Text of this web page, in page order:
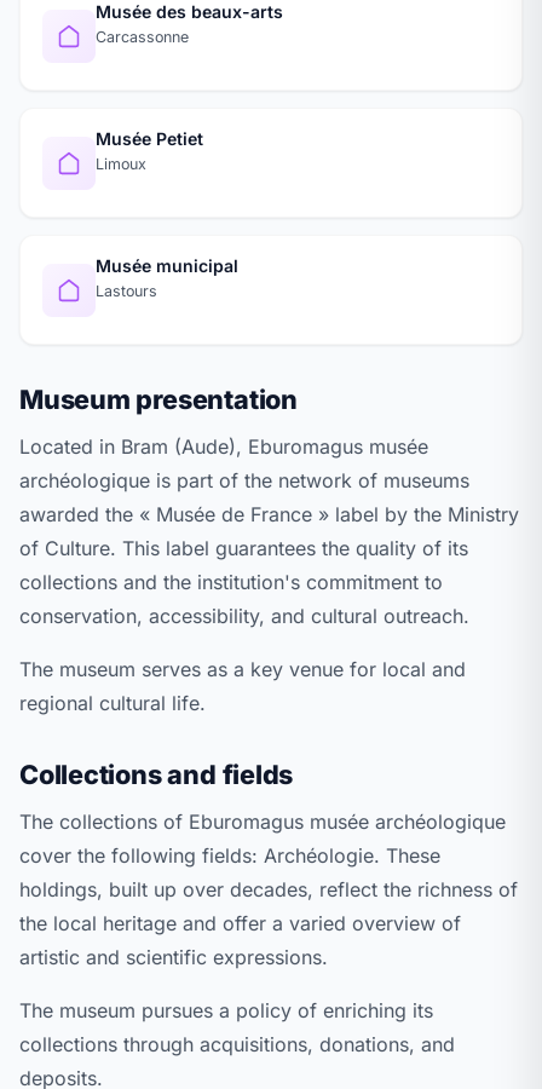
Musée des beaux-arts
Carcassonne
Musée Petiet
Limoux
Musée municipal
Lastours
Museum presentation
Located in Bram (Aude), Eburomagus musée
archéologique is part of the network of museums
awarded the « Musée de France » label by the Ministry
of Culture. This label guarantees the quality of its
collections and the institution's commitment to
conservation, accessibility, and cultural outreach.
The museum serves as a key venue for local and
regional cultural life.
Collections and fields
The collections of Eburomagus musée archéologique
cover the following fields: Archéologie. These
holdings, built up over decades, reflect the richness of
the local heritage and offer a varied overview of
artistic and scientific expressions.
The museum pursues a policy of enriching its
collections through acquisitions, donations, and
deposits.